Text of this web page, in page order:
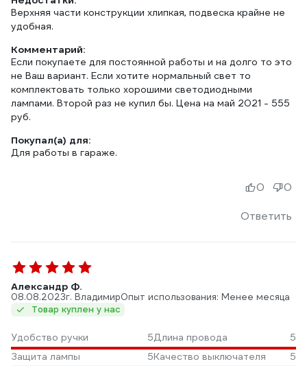
Верхняя части конструкции хлипкая, подвеска крайне не
удобная.
Комментарий:
Если покупаете для постоянной работы и на долго то это
не Ваш вариант. Если хотите нормальный свет то
комплектовать только хорошими светодиодными
лампами. Второй раз не купил бы. Цена на май 2021 - 555
руб.
Покупал(а) для:
Для работы в гараже.
Ответить
0 0
Александр Ф.
08.08.2023г. ВладимирОпыт использования: Менее месяца
Товар куплен у нас
Удобство ручки 5Длина провода
5
Защита лампы
5Качество выключателя
5